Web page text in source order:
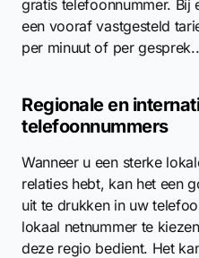
gratis telefoonnummer.
een vooraf vastgesteld
per minuut of per gesprek..
Regionale en
telefoonnummers
Wanneer u een sterke
relaties hebt, kan het een
uit te drukken in uw
lokaal netnummer te
deze regio bedient. Het